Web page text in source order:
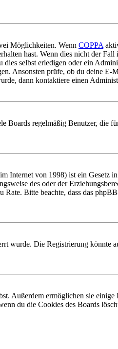
Möglichkeiten. Wenn COPPA
hast. Wenn dies nicht der
selbst erledigen oder ein
Ansonsten prüfe, ob du deine E-
dann kontaktiere einen
Boards regelmäßig Benutzer, die
Internet von 1998) ist ein Gesetz
des oder der
Bitte beachte, dass das
wurde. Die Registrierung könnte
Außerdem ermöglichen sie
du die Cookies des Boards